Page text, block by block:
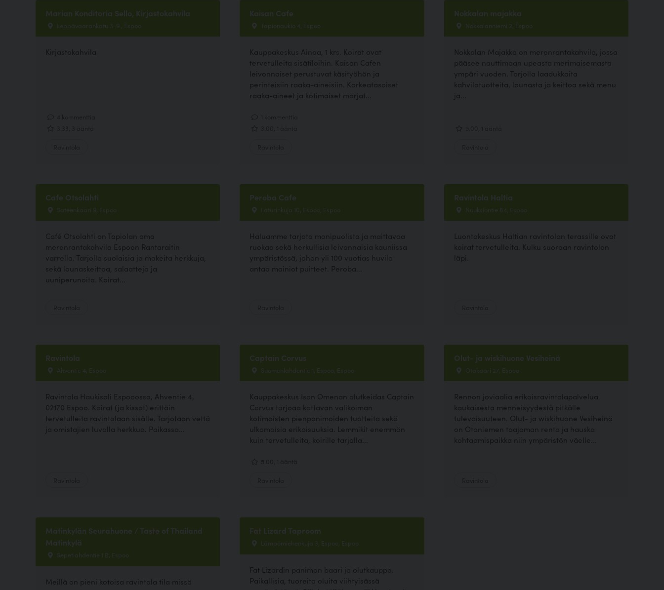
Marian Konditoria Sello, Kirjastokahvila
Leppävaarankatu 3-9 , Espoo
Kirjastokahvila
Kaisan Cafe
Tapionaukio 4, Espoo
Kauppakeskus Ainoa, 1 krs. Koirat ovat
tervetulleita sisätiloihin. Kaisan Cafen
leivonnaiset perustuvat käsityöhön ja
perinteisiin raaka-aineisiin. Korkeatasoiset
raaka-aineet ja kotimaiset marjat...
Nokkalan majakka
Nokkalanniemi 2, Espoo
Nokkalan Majakka on merenrantakahvila, jossa
pääsee nauttimaan upeasta merimaisemasta
ympäri vuoden. Tarjolla laadukkaita
kahvilatuotteita, lounasta ja keittoa sekä menu
ja...
Cafe Otsolahti
Sateenkaari 9, Espoo
Café Otsolahti on Tapiolan oma
merenrantakahvila Espoon Rantaraitin
varrella. Tarjolla suolaisia ja makeita herkkuja,
sekä lounaskeittoa, salaatteja ja
uuniperunoita. Koirat...
Peroba Cafe
Laturinkuja 10, Espoo, Espoo
Haluamme tarjota monipuolista ja maittavaa
ruokaa sekä herkullisia leivonnaisia kauniissa
ympäristössä, johon yli 100 vuotias huvila
antaa mainiot puitteet. Peroba...
Ravintola Haltia
Nuuksiontie 84, Espoo
Luontokeskus Haltian ravintolan terassille ovat
koirat tervetulleita. Kulku suoraan ravintolan
läpi.
Ravintola
Ahventie 4, Espoo
Ravintola Haukisali Espooossa, Ahventie 4,
02170 Espoo. Koirat (ja kissat) erittäin
tervetulleita ravintolaan sisälle. Tarjotaan vettä
ja omistajien luvalla herkkua. Paikassa...
Captain Corvus
Suomenlahdentie 1, Espoo, Espoo
Kauppakeskus Ison Omenan olutkeidas Captain
Corvus tarjoaa kattavan valikoiman
kotimaisten pienpanimoiden tuotteita sekä
ulkomaisia erikoisuuksia. Lemmikit enemmän
kuin tervetulleita, koirille tarjolla...
Olut- ja wiskihuone Vesiheinä
Otakaari 27, Espoo
Rennon joviaalia erikoisravintolapalvelua
kaukaisesta menneisyydestä pitkälle
tulevaisuuteen. Olut- ja wiskihuone Vesiheinä
on Otaniemen taajaman rento ja hauska
kohtaamispaikka niin ympäristön väelle...
Matinkylän Seurahuone / Taste of Thailand
Matinkylä
Sepetlahdentie 1 B, Espoo
Meillä on pieni kotoisa ravintola tila missä
Fat Lizard Taproom
Lämpömiehenkuja 3, Espoo, Espoo
Fat Lizardin panimon baari ja olutkauppa.
Paikallisia, tuoreita oluita viihtyisässä